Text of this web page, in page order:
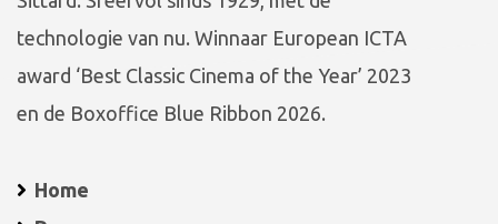
technologie van nu. Winnaar European ICTA
award ‘Best Classic Cinema of the Year’ 2023
en de Boxoffice Blue Ribbon 2026.
Home